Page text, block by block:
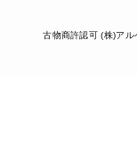
古物商許認可 (株)ア